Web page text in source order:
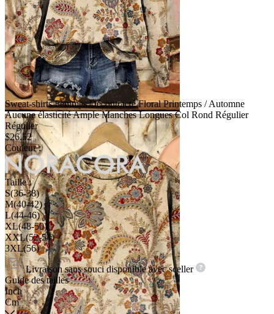
Sweat-shirts Femmes Décontracté Floral Printemps / Automne
Aucune élasticité Ample Manches Longues Col Rond Régulier
Régulier
$26.52
Couleur :
Taille :
S(36-38)
M(40-42)
L(44-46)
XL(48-50)
XXL(52-54)
3XL(56)
Livraison sans souci disponible avec sceller
Guide des tailles
Inch
Cm